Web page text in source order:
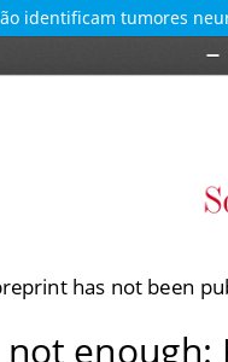
identificam tumores